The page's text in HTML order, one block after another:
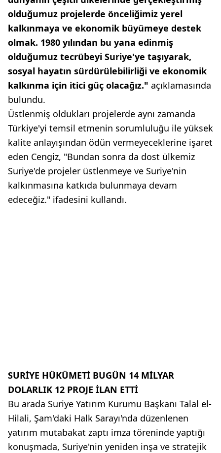
olduğumuz projelerde önceliğimiz yerel
kalkınmaya ve ekonomik büyümeye destek
olmak. 1980 yılından bu yana edinmiş
olduğumuz tecrübeyi Suriye'ye taşıyarak,
sosyal hayatın sürdürülebilirliği ve ekonomik
kalkınma için itici güç olacağız." açıklamasında
bulundu.
Üstlenmiş oldukları projelerde aynı zamanda
Türkiye'yi temsil etmenin sorumluluğu ile yüksek
kalite anlayışından ödün vermeyeceklerine işaret
eden Cengiz, "Bundan sonra da dost ülkemiz
Suriye'de projeler üstlenmeye ve Suriye'nin
kalkınmasına katkıda bulunmaya devam
edeceğiz." ifadesini kullandı.
SURİYE HÜKÜMETİ BUGÜN 14 MİLYAR
DOLARLIK 12 PROJE İLAN ETTİ
Bu arada Suriye Yatırım Kurumu Başkanı Talal el-
Hilali, Şam'daki Halk Sarayı'nda düzenlenen
yatırım mutabakat zaptı imza töreninde yaptığı
konuşmada, Suriye'nin yeniden inşa ve stratejik